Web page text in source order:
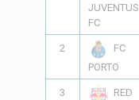
JUVENTUS
FC
2
FC
PORTO
3
RED